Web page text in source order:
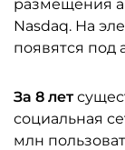
размещения
Nasdaq. На
появятся под
За 8 лет
социальная
млн